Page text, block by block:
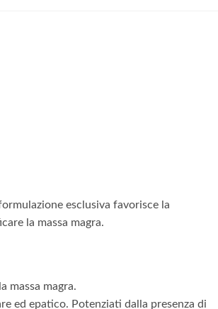
esclusiva favorisce la
la massa magra.
massa magra.
ed epatico. Potenziati dalla presenza di